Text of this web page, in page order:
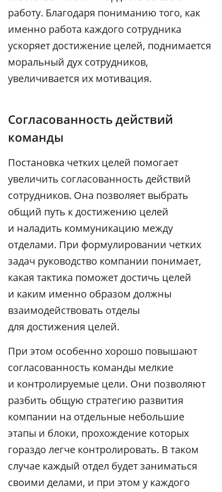
работу. Благодаря пониманию того, как
именно работа каждого сотрудника
ускоряет достижение целей, поднимается
моральный дух сотрудников,
увеличивается их мотивация.
Согласованность действий
команды
Постановка четких целей помогает
увеличить согласованность действий
сотрудников. Она позволяет выбрать
общий путь к достижению целей
и наладить коммуникацию между
отделами. При формулировании четких
задач руководство компании понимает,
какая тактика поможет достичь целей
и каким именно образом должны
взаимодействовать отделы
для достижения целей.
При этом особенно хорошо повышают
согласованность команды мелкие
и контролируемые цели. Они позволяют
разбить общую стратегию развития
компании на отдельные небольшие
этапы и блоки, прохождение которых
гораздо легче контролировать. В таком
случае каждый отдел будет заниматься
своими делами, и при этом у каждого